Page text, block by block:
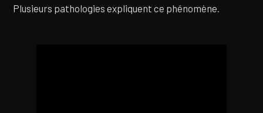
Plusieurs pathologies expliquent ce phénomène.